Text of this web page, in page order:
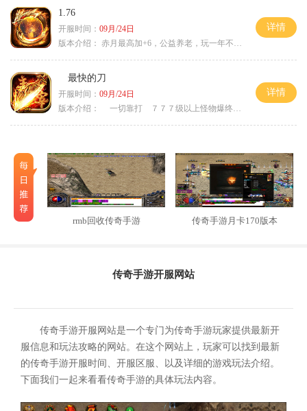
1.76
开服时间： 09月/24日
版本介绍： 赤月最高加+6，公益养老，玩一年不腻，屠龙
详情
最快的刀
开服时间： 09月/24日
版本介绍：
一切靠打 ７７７级以上怪物爆终极
详情
rmb回收传奇手游 传奇手游月卡170版本
传奇手游开服网站
传奇手游开服网站是一个专门为传奇手游玩家提供最新开
服信息和玩法攻略的网站。在这个网站上，玩家可以找到最新
的传奇手游开服时间、开服区服、以及详细的游戏玩法介绍。
下面我们一起来看看传奇手游的具体玩法内容。